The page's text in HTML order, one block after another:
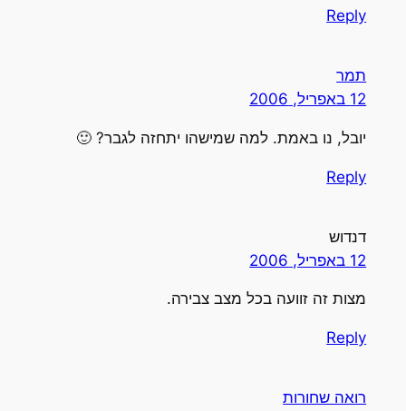
Reply
תמר
12 באפריל, 2006
יובל, נו באמת. למה שמישהו יתחזה לגבר? 🙂
Reply
דנדוש
12 באפריל, 2006
מצות זה זוועה בכל מצב צבירה.
Reply
רואה שחורות